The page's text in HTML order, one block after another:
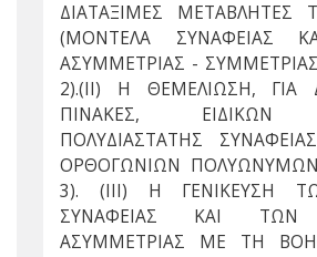
ΔΙΑΤΑΞΙΜΕΣ ΜΕΤΑΒΛΗΤΕΣ
(ΜΟΝΤΕΛΑ ΣΥΝΑΦΕΙΑΣ
ΑΣΥΜΜΕΤΡΙΑΣ -
2).(II) Η ΘΕΜΕΛΙΩΣΗ, ΓΙΑ
ΠΙΝΑΚΕΣ, ΕΙΔΙΚΩΝ
ΠΟΛΥΔΙΑΣΤΑΤΗΣ
ΟΡΘΟΓΩΝΙΩΝ
3). (III) Η ΓΕΝΙΚΕΥΣΗ
ΣΥΝΑΦΕΙΑΣ ΚΑΙ ΤΩΝ
ΑΣΥΜΜΕΤΡΙΑΣ ΜΕ ΤΗ